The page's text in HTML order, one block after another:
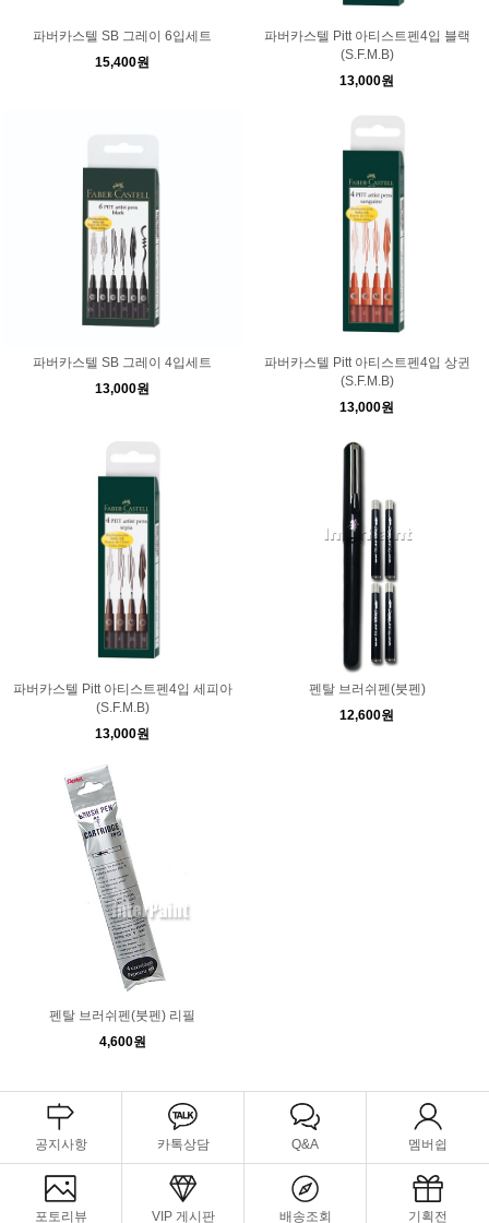
파버카스텔 SB 그레이 6입세트
15,400원
파버카스텔 Pitt 아티스트펜4입 블랙
(S.F.M.B)
13,000원
파버카스텔 SB 그레이 4입세트
13,000원
파버카스텔 Pitt 아티스트펜4입 상귄
(S.F.M.B)
13,000원
파버카스텔 Pitt 아티스트펜4입 세피아
(S.F.M.B)
13,000원
펜탈 브러쉬펜(붓펜)
12,600원
펜탈 브러쉬펜(붓펜) 리필
4,600원
공지사항 카톡상담 Q&A 멤버쉽
포토리뷰 VIP 게시판 배송조회 기획전